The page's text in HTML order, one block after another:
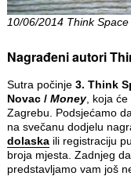
10/06/2014 Think Space
Nagrađeni autori
Sutra počinje 3. Think
Novac / Money, koja će
Zagrebu. Podsjećamo
na svečanu dodjelu
dolaskaili registraciju
broja mjesta. Zadnjeg
predstavljamo vam još